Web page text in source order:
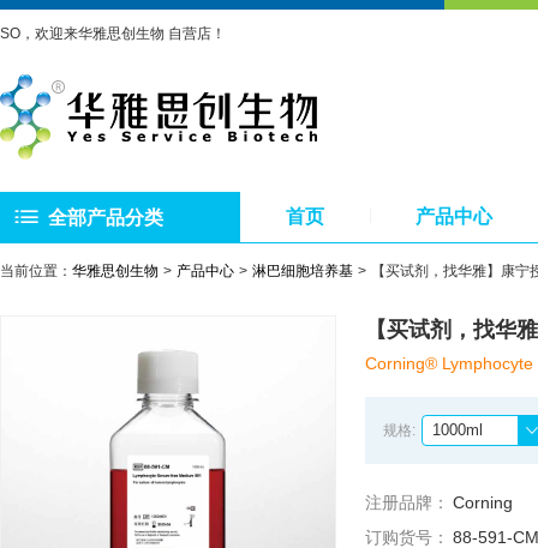
SO，欢迎来华雅思创生物 自营店！
全部产品分类 首页 产品中心
当前位置： 华雅思创生物 产品中心 淋巴细胞培养基 【买试剂，找华雅】康
【买试剂，找华
Corning®
规格: 1000ml
注册品牌： Corning
订购货号： 88-591-CM